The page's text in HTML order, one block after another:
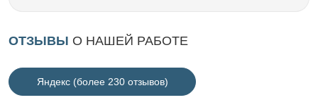
ОТЗЫВЫ О НАШЕЙ РАБОТЕ
Яндекс (более 230 отзывов)